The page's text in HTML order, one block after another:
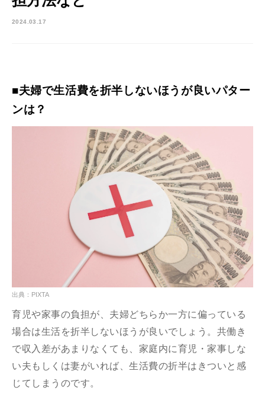
2024.03.17
■夫婦で生活費を折半しないほうが良いパター
ンは？
出典：PIXTA
育児や家事の負担が、夫婦どちらか一方に偏っている
場合は生活を折半しないほうが良いでしょう。共働き
で収入差があまりなくても、家庭内に育児・家事しな
い夫もしくは妻がいれば、生活費の折半はきついと感
じてしまうのです。